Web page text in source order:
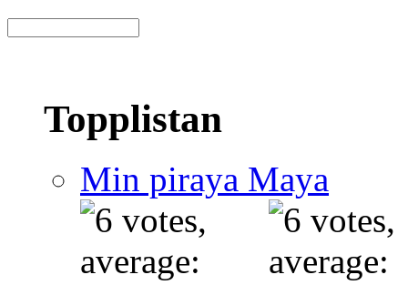
Topplistan
Min piraya Maya